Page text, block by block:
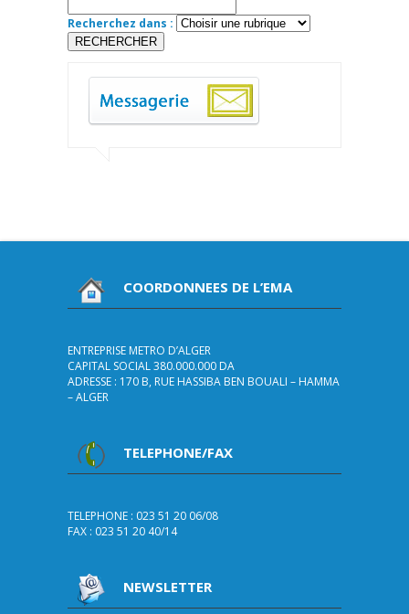
Recherchez dans :
COORDONNEES DE L’EMA
ENTREPRISE METRO D’ALGER
CAPITAL SOCIAL 380.000.000 DA
ADRESSE : 170 B, RUE HASSIBA BEN BOUALI – HAMMA
– ALGER
TELEPHONE/FAX
TELEPHONE : 023 51 20 06/08
FAX : 023 51 20 40/14
NEWSLETTER